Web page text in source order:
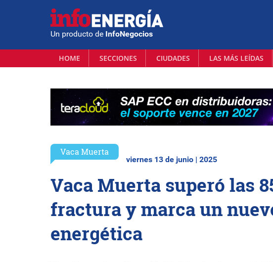
Un producto de InfoNegocios
HOME SECCIONES CIUDADES LAS MÁS LEÍDAS
Vaca Muerta
viernes 13 de junio | 2025
Vaca Muerta superó las
fractura y marca un
energética